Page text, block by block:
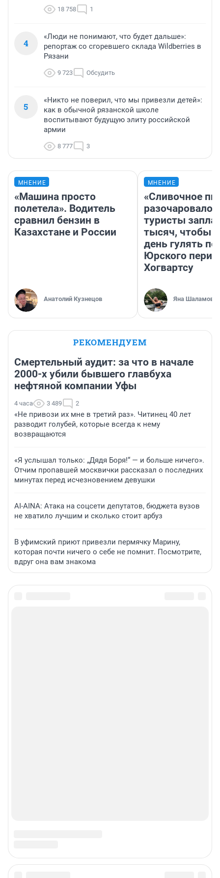
18 758 1
4
«Люди не понимают, что будет дальше»:
репортаж со сгоревшего склада Wildberries в
Рязани
9 723 Обсудить
5
«Никто не поверил, что мы привезли детей»:
как в обычной рязанской школе
воспитывают будущую элиту российской
армии
8 777 3
МНЕНИЕ
«Машина просто
полетела». Водитель
сравнил бензин в
Казахстане и России
Анатолий Кузнецов
МНЕНИЕ
«Сливочное
разочаровало»:
туристы
тысяч, чтобы
день гулять по
Юрского
Хогвартсу
Яна Шаламова
РЕКОМЕНДУЕМ
Смертельный аудит: за что в начале
2000-х убили бывшего главбуха
нефтяной компании Уфы
4 часа 3 489 2
«Не привози их мне в третий раз». Читинец 40 лет
разводит голубей, которые всегда к нему
возвращаются
«Я услышал только: „Дядя Боря!“ — и больше ничего».
Отчим пропавшей москвички рассказал о последних
минутах перед исчезновением девушки
AI-AINA: Атака на соцсети депутатов, бюджета вузов
не хватило лучшим и сколько стоит арбуз
В уфимский приют привезли пермячку Марину,
которая почти ничего о себе не помнит. Посмотрите,
вдруг она вам знакома